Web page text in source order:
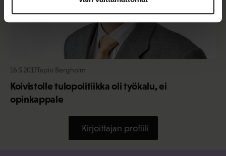
16.5.2017Tapio Bergholm
Koivistolle tulopolitiikka oli työkalu, ei
opinkappale
Kirjoittajan profiili